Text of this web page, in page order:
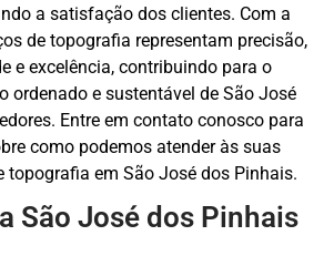
a satisfação dos clientes. Com a
de topografia representam precisão,
e excelência, contribuindo para o
ordenado e sustentável de São José
Entre em contato conosco para
como podemos atender às suas
topografia em São José dos Pinhais.
São José dos Pinhais